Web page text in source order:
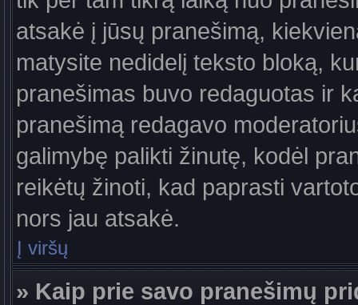
atsakė į jūsų pranešimą,
matysite nedidelį teksto bloką,
pranešimas buvo redaguotas ir
pranešimą redagavo
galimybę palikti žinutę, kodėl
reikėtų žinoti, kad paprasti
nors jau atsakė.
Į viršų
» Kaip prie savo pranešimų